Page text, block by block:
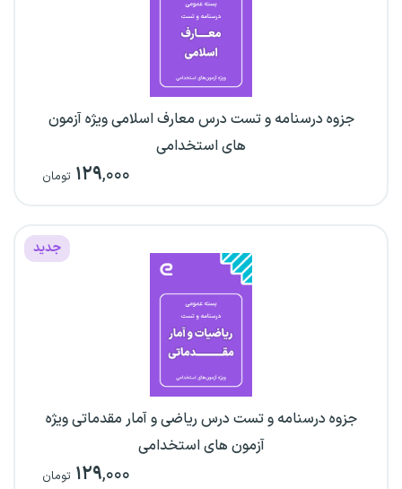
جزوه درسنامه و تست درس معارف اسلامی ویژه آزمون
های استخدامی
۱۲۹,۰۰۰ تومان
جدید
جزوه درسنامه و تست درس ریاضی و آمار مقدماتی ویژه
آزمون های استخدامی
۱۲۹,۰۰۰ تومان